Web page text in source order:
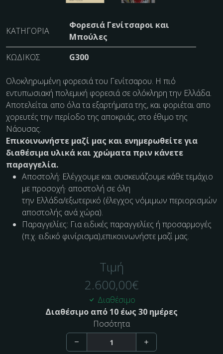
ΚΑΤΗΓΟΡΊΑ
Φορεσιά Γενίτσαροι και
Μπούλες
ΚΩΔΙΚΌΣ
G300
Ολοκληρωμένη φορεσιά του Γενίτσαρου. Η πιό
εντυπωσιακή πολεμική φορεσιά σε ολόκληρη την Ελλάδα.
Αποτελείται απο όλα τα εξαρτήματα της, και φοριέται απο
χορευτές την περίοδο της αποκριάς, στο έθιμο της
Νάουσας.
Επικοινωνήστε μαζί μας και ενημερωθείτε για
διαθέσιμα υλικά και χρώματα πριν κάνετε
παραγγελία.
Αποστολή: Ελέγχουμε και συσκευάζουμε κάθε τεμάχιο
με προσοχή· αποστολή σε όλη
την Ελλάδα/εξωτερικό (έλεγχος νόμιμων περιορισμών
αποστολής ανά χώρα).
Παραγγελίες: Για ειδικές παραγγελίες ή προσαρμογές
(π.χ. ειδικό φινίρισμα),επικοινωνήστε μαζί μας.
Τιμή
2.600,00€
Διαθέσιμο
Διαθέσιμο από 10 έως 30 ημέρες
Ποσότητα